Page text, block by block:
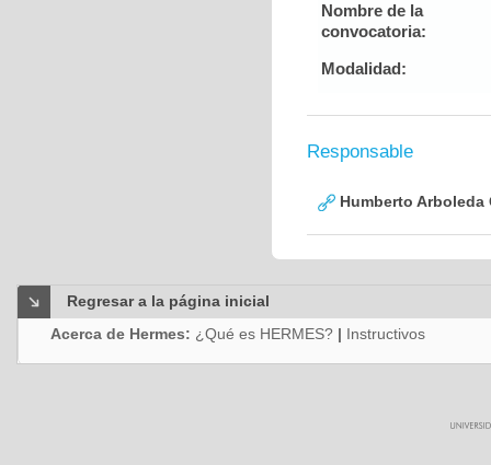
Nombre de la
convocatoria:
Modalidad:
Responsable
Humberto Arboleda
Regresar a la página inicial
Acerca de Hermes: ¿Qué es HERMES? | Instructivos